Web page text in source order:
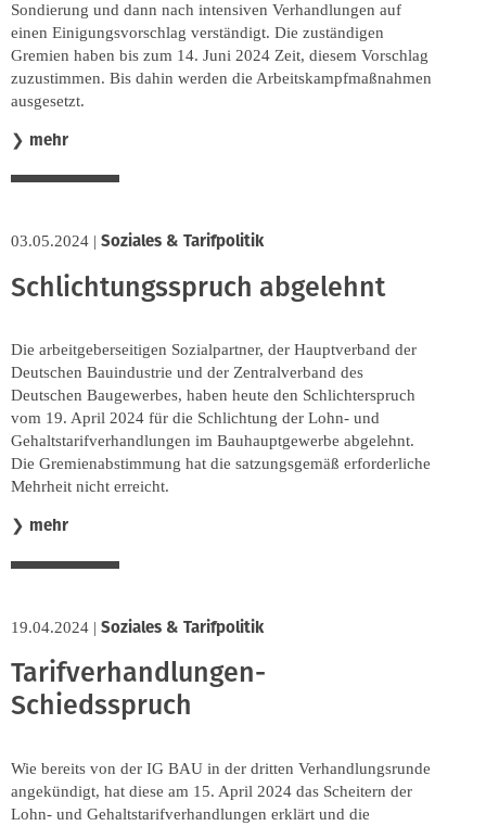
Sondierung und dann nach intensiven Verhandlungen auf
einen Einigungsvorschlag verständigt. Die zuständigen
Gremien haben bis zum 14. Juni 2024 Zeit, diesem Vorschlag
zuzustimmen. Bis dahin werden die Arbeitskampfmaßnahmen
ausgesetzt.
❯ mehr
03.05.2024 | Soziales & Tarifpolitik
Schlichtungsspruch abgelehnt
Die arbeitgeberseitigen Sozialpartner, der Hauptverband der
Deutschen Bauindustrie und der Zentralverband des
Deutschen Baugewerbes, haben heute den Schlichterspruch
vom 19. April 2024 für die Schlichtung der Lohn- und
Gehaltstarifverhandlungen im Bauhauptgewerbe abgelehnt.
Die Gremienabstimmung hat die satzungsgemäß erforderliche
Mehrheit nicht erreicht.
❯ mehr
19.04.2024 | Soziales & Tarifpolitik
Tarifverhandlungen-
Schiedsspruch
Wie bereits von der IG BAU in der dritten Verhandlungsrunde
angekündigt, hat diese am 15. April 2024 das Scheitern der
Lohn- und Gehaltstarifverhandlungen erklärt und die